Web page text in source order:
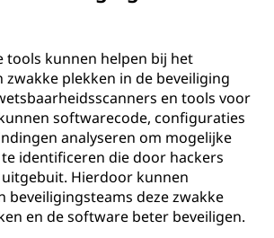
tools kunnen helpen bij het
zwakke plekken in de beveiliging
en tools voor
softwarecode, configuraties
analyseren om mogelijke
identificeren die door hackers
Hierdoor kunnen
beveiligingsteams deze zwakke
en de software beter beveiligen.